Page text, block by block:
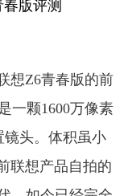
想Z6青春版的前
一颗1600万像素
镜头。体积虽小
联想产品自拍的